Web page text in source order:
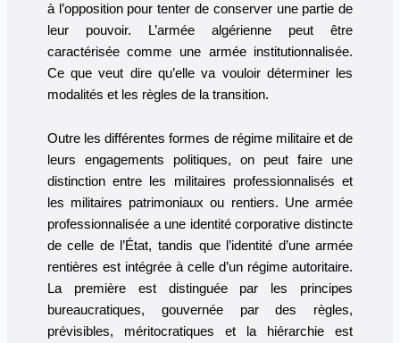
à l’opposition pour tenter de conserver une partie de
leur pouvoir. L’armée algérienne peut être
caractérisée comme une armée institutionnalisée.
Ce que veut dire qu’elle va vouloir déterminer les
modalités et les règles de la transition.
Outre les différentes formes de régime militaire et de
leurs engagements politiques, on peut faire une
distinction entre les militaires professionnalisés et
les militaires patrimoniaux ou rentiers. Une armée
professionnalisée a une identité corporative distincte
de celle de l’État, tandis que l’identité d’une armée
rentières est intégrée à celle d’un régime autoritaire.
La première est distinguée par les principes
bureaucratiques, gouvernée par des règles,
prévisibles, méritocratiques et la hiérarchie est